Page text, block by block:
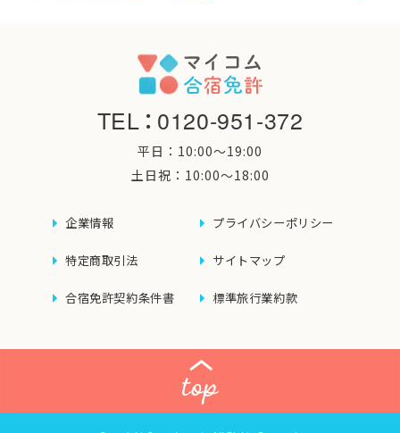
TEL：0120-951-372
平日：10:00〜19:00
土日祝：10:00〜18:00
企業情報 プライバシーポリシー
特定商取引法 サイトマップ
合宿免許契約条件書 標準旅行業約款